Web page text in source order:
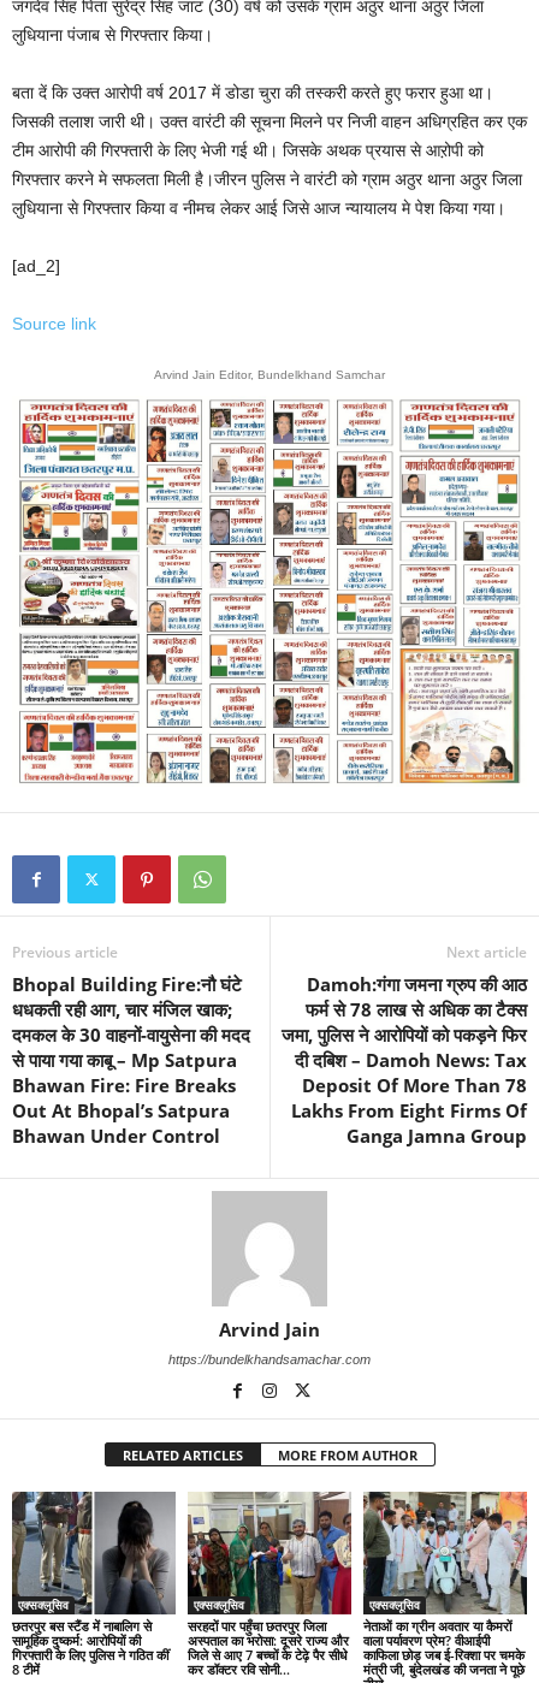
जगदेव सिंह पिता सुरेंद्र सिंह जाट (30) वर्ष को उसके ग्राम अठुर थाना अठुर जिला
लुधियाना पंजाब से गिरफ्तार किया।
बता दें कि उक्त आरोपी वर्ष 2017 में डोडा चुरा की तस्करी करते हुए फरार हुआ था।
जिसकी तलाश जारी थी। उक्त वारंटी की सूचना मिलने पर निजी वाहन अधिग्रहित कर एक
टीम आरोपी की गिरफ्तारी के लिए भेजी गई थी। जिसके अथक प्रयास से आऱोपी को
गिरफ्तार करने मे सफलता मिली है।जीरन पुलिस ने वारंटी को ग्राम अठुर थाना अठुर जिला
लुधियाना से गिरफ्तार किया व नीमच लेकर आई जिसे आज न्यायालय मे पेश किया गया।
[ad_2]
Source link
Arvind Jain Editor, Bundelkhand Samchar
Previous article
Bhopal Building Fire:नौ घंटे
धधकती रही आग, चार मंजिल खाक;
दमकल के 30 वाहनों-वायुसेना की मदद
से पाया गया काबू – Mp Satpura
Bhawan Fire: Fire Breaks
Out At Bhopal’s Satpura
Bhawan Under Control
Next article
Damoh:गंगा जमना ग्रुप की आठ
फर्म से 78 लाख से अधिक का टैक्स
जमा, पुलिस ने आरोपियों को पकड़ने फिर
दी दबिश – Damoh News: Tax
Deposit Of More Than 78
Lakhs From Eight Firms Of
Ganga Jamna Group
Arvind Jain
https://bundelkhandsamachar.com
RELATED ARTICLES MORE FROM AUTHOR
एक्सक्लूसिव
छतरपुर बस स्टैंड में नाबालिग से
सामूहिक दुष्कर्म: आरोपियों की
गिरफ्तारी के लिए पुलिस ने गठित कीं
8 टीमें
एक्सक्लूसिव
सरहदों पार पहुँचा छतरपुर जिला
अस्पताल का भरोसा: दूसरे राज्य और
जिले से आए 7 बच्चों के टेढ़े पैर सीधे
कर डॉक्टर रवि सोनी...
एक्सक्लूसिव
नेताओं का ग्रीन अवतार या कैमरों
वाला पर्यावरण प्रेम? वीआईपी
काफिला छोड़ जब ई-रिक्शा पर चमके
मंत्री जी, बुंदेलखंड की जनता ने पूछे